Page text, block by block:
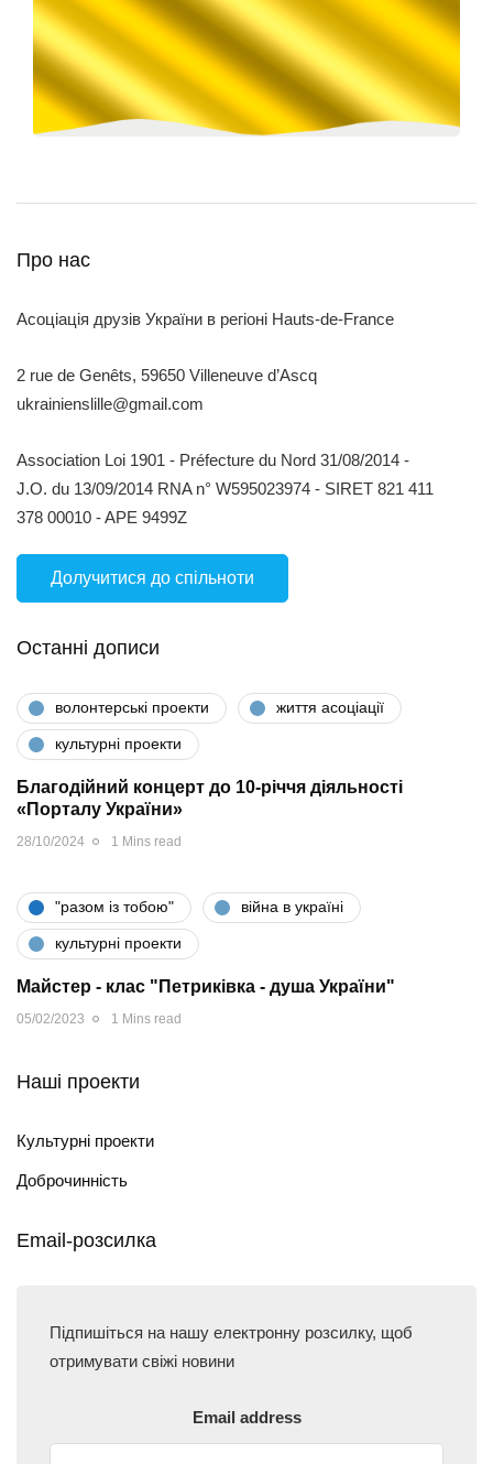
Про нас
Асоціація друзів України в регіоні Hauts-de-France
2 rue de Genêts, 59650 Villeneuve d’Ascq
ukrainienslille@gmail.com
Association Loi 1901 - Préfecture du Nord 31/08/2014 -
J.O. du 13/09/2014 RNA n° W595023974 - SIRET 821 411
378 00010 - APE 9499Z
Долучитися до спільноти
Останні дописи
волонтерські проекти життя асоціації
культурні проекти
Благодійний концерт до 10-річчя діяльності
«Порталу України»
28/10/2024 1 Mins read
"разом iз тобою" війна в україні
культурні проекти
Майстер - клас "Петриківка - душа України"
05/02/2023 1 Mins read
Наші проекти
Культурні проекти
Доброчинність
Email-розсилка
Підпишіться на нашу електронну розсилку, щоб
отримувати свіжі новини
Email address